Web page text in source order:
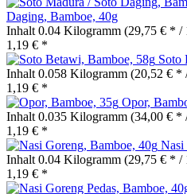
Daging, Bamboe, 40g
Inhalt 0.04 Kilogramm (29,75 € * /
1,19 € *
Soto
Inhalt 0.058 Kilogramm (20,52 € *
1,19 € *
Opor,
Inhalt 0.035 Kilogramm (34,00 € *
1,19 € *
Nasi
Inhalt 0.04 Kilogramm (29,75 € * /
1,19 € *